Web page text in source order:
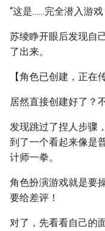
“这是……完全潜入游戏
苏绫睁开眼后发现自
了出来。
【角色已创建，正在
居然直接创建好了？
发现跳过了捏人步骤
到了一个看起来像是
计师一拳。
角色扮演游戏就是要
要给差评！
对了，先看看自己的